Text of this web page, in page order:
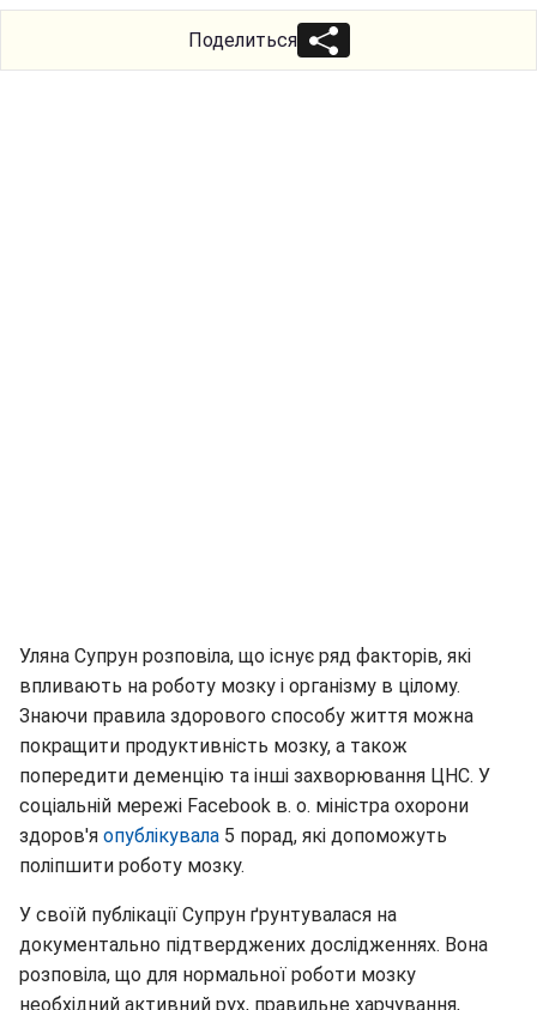
Поделиться
Уляна Супрун розповіла, що існує ряд факторів, які
впливають на роботу мозку і організму в цілому.
Знаючи правила здорового способу життя можна
покращити продуктивність мозку, а також
попередити деменцію та інші захворювання ЦНС. У
соціальній мережі Facebook в. о. міністра охорони
здоров'я опублікувала 5 порад, які допоможуть
поліпшити роботу мозку.
У своїй публікації Супрун ґрунтувалася на
документально підтверджених дослідженнях. Вона
розповіла, що для нормальної роботи мозку
необхідний активний рух, правильне харчування,